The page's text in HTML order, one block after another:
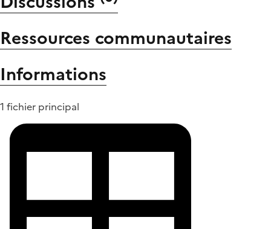
Ressources communautaires
Informations
1 fichier principal